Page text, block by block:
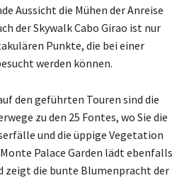
Aussicht die Mühen der Anreise
der Skywalk Cabo Girao ist nur
Punkte, die bei einer
werden können.
den geführten Touren sind die
zu den 25 Fontes, wo Sie die
und die üppige Vegetation
Palace Garden lädt ebenfalls
zeigt die bunte Blumenpracht der